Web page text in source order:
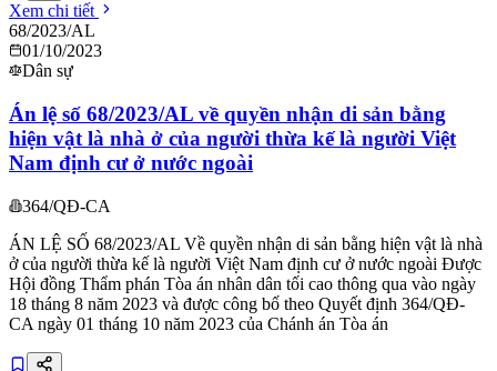
Xem chi tiết
68/2023/AL
01/10/2023
Dân sự
Án lệ số 68/2023/AL về quyền nhận di sản bằng
hiện vật là nhà ở của người thừa kế là người Việt
Nam định cư ở nước ngoài
364/QĐ-CA
ÁN LỆ SỐ 68/2023/AL Về quyền nhận di sản bằng hiện vật là nhà
ở của người thừa kế là người Việt Nam định cư ở nước ngoài Được
Hội đồng Thẩm phán Tòa án nhân dân tối cao thông qua vào ngày
18 tháng 8 năm 2023 và được công bố theo Quyết định 364/QĐ-
CA ngày 01 tháng 10 năm 2023 của Chánh án Tòa án